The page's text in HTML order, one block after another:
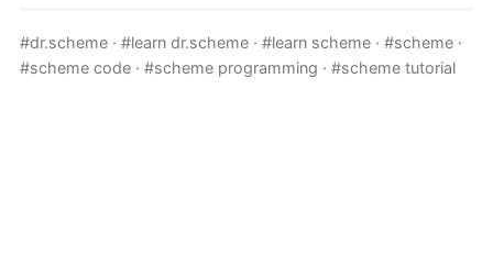
#dr.scheme · #learn dr.scheme · #learn scheme · #scheme ·
#scheme code · #scheme programming · #scheme tutorial